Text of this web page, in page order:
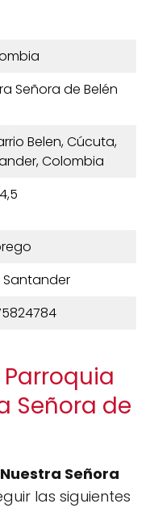
Señora de Belén
Belen, Cúcuta,
Colombia
4,5
Santander
Señora de
Señora
las siguientes